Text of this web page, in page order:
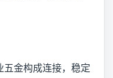
五金构成连接，稳定